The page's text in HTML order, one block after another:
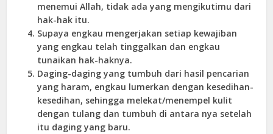
menemui Allah, tidak ada yang mengikutimu dari
hak-hak itu.
Supaya engkau mengerjakan setiap kewajiban
yang engkau telah tinggalkan dan engkau
tunaikan hak-haknya.
Daging-daging yang tumbuh dari hasil pencarian
yang haram, engkau lumerkan dengan kesedihan-
kesedihan, sehingga melekat/menempel kulit
dengan tulang dan tumbuh di antara nya setelah
itu daging yang baru.